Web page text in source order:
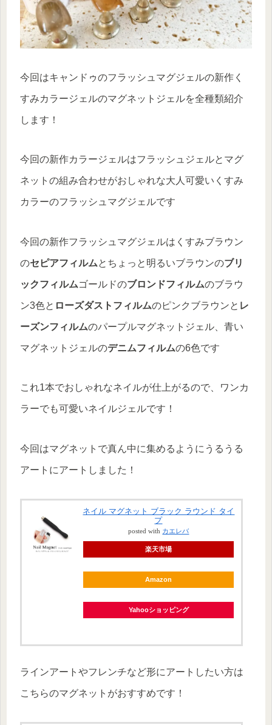
今回はキャンドゥのフラッシュマグジェルの新作く
すみカラージェルのマグネットジェルを全種類紹介
します！
今回の新作カラージェルはフラッシュジェルとマグ
ネットの組み合わせがおしゃれな大人可愛いくすみ
カラーのフラッシュマグジェルです
今回の新作フラッシュマグジェルはくすみブラウン
のセピアフィルムとちょっと明るいブラウンのブリ
ックフィルムゴールドのブロンドフィルムのブラウ
ン3色と ローズダストフィルムのピンクブラウンと レ
ーズンフィルムのパープルマグネットジェル、青い
マグネットジェルのデニムフィルムの6色です
これ1本でおしゃれなネイルが仕上がるので、ワンカ
ラーでも可愛いネイルジェルです！
今回はマグネットで真ん中に集めるようにうるうる
アートにアートしました！
ネイル マグネット ブラック ラウンド タイ
プ
posted with カエレバ
楽天市場
Amazon
Yahooショッピング
ラインアートやフレンチなど形にアートしたい方は
こちらのマグネットがおすすめです！